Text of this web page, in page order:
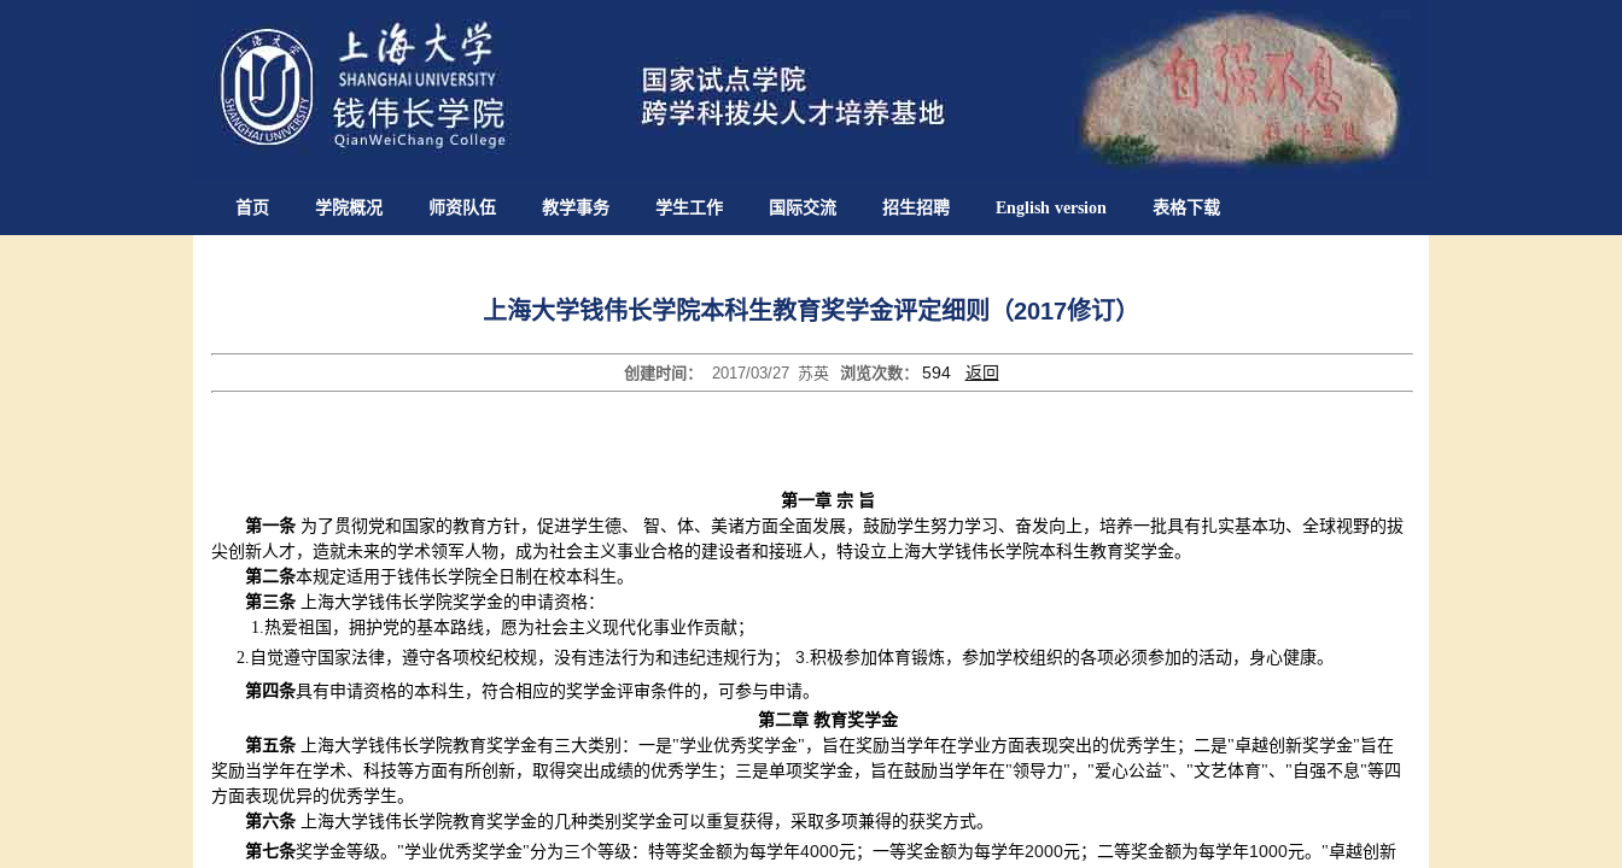
首页 学院概况 师资队伍 教学事务 学生工作 国际交流 招生招聘 English version 表格下载
上海大学钱伟长学院本科生教育奖学金评定细则（2017修订）
创建时间： 2017/03/27 苏英 浏览次数： 594 返回
第一章 宗 旨
第一条 为了贯彻党和国家的教育方针，促进学生德、 智、体、美诸方面全面发展，鼓励学生努力学习、奋发向上，培养一批具有扎实基本功、全球视野的拔
尖创新人才，造就未来的学术领军人物，成为社会主义事业合格的建设者和接班人，特设立上海大学钱伟长学院本科生教育奖学金。
第二条本规定适用于钱伟长学院全日制在校本科生。
第三条
上海大学钱伟长学院奖学金的申请资格：
1.热爱祖国，拥护党的基本路线，愿为社会主义现代化事业作贡献；
2. 自觉遵守国家法律，遵守各项校纪校规，没有违法行为和违纪违规行为； 3. 积极参加体育锻炼，参加学校组织的各项必须参加的活动，身心健康。
第四条具有申请资格的本科生，符合相应的奖学金评审条件的，可参与申请。
第二章 教育奖学金
第五条 上海大学钱伟长学院教育奖学金有三大类别：一是"学业优秀奖学金"，旨在奖励当学年在学业方面表现突出的优秀学生；二是"卓越创新奖学金"旨在
奖励当学年在学术、科技等方面有所创新，取得突出成绩的优秀学生；三是单项奖学金，旨在鼓励当学年在"领导力"，"爱心公益"、"文艺体育"、"自强不息"等四
方面表现优异的优秀学生。
第六条
上海大学钱伟长学院教育奖学金的几种类别奖学金可以重复获得，采取多项兼得的获奖方式。
第七条奖学金等级。"学业优秀奖学金"分为三个等级：特等奖金额为每学年4000元；一等奖金额为每学年2000元；二等奖金额为每学年1000元。"卓越创新